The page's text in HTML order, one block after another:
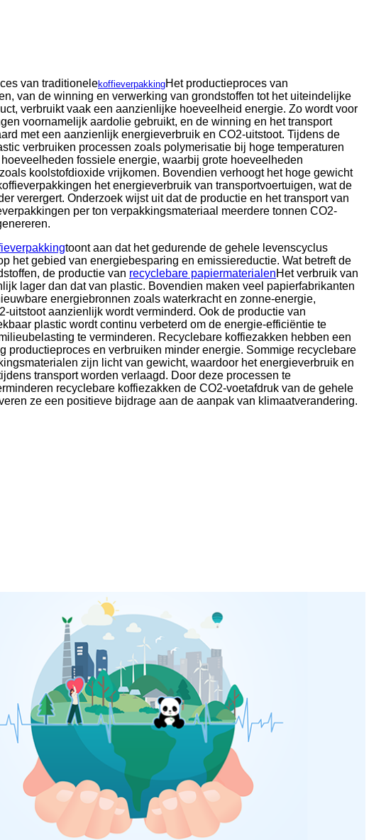
van traditionelekoffieverpakkingHet productieproces van
van de winning en verwerking van grondstoffen tot het uiteindelijke
verbruikt vaak een aanzienlijke hoeveelheid energie. Zo wordt voor
voornamelijk aardolie gebruikt, en de winning en het transport
met een aanzienlijk energieverbruik en CO2-uitstoot. Tijdens de
verbruiken processen zoals polymerisatie bij hoge temperaturen
fossiele energie, waarbij grote hoeveelheden
koolstofdioxide vrijkomen. Bovendien verhoogt het hoge gewicht
het energieverbruik van transportvoertuigen, wat de
verergert. Onderzoek wijst uit dat de productie en het transport van
per ton verpakkingsmateriaal meerdere tonnen CO2-
toont aan dat het gedurende de gehele levenscyclus
het gebied van energiebesparing en emissiereductie. Wat betreft de
de productie van recyclebare papiermaterialenHet verbruik van
lager dan dat van plastic. Bovendien maken veel papierfabrikanten
energiebronnen zoals waterkracht en zonne-energie,
uitstoot aanzienlijk wordt verminderd. Ook de productie van
plastic wordt continu verbeterd om de energie-efficiëntie te
te verminderen. Recyclebare koffiezakken hebben een
productieproces en verbruiken minder energie. Sommige recyclebare
zijn licht van gewicht, waardoor het energieverbruik en
transport worden verlaagd. Door deze processen te
recyclebare koffiezakken de CO2-voetafdruk van de gehele
ze een positieve bijdrage aan de aanpak van klimaatverandering.